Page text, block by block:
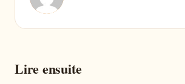
Lire ensuite